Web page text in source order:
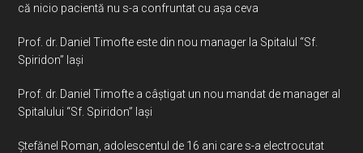
că nicio pacientă nu s-a confruntat cu așa ceva
Prof. dr. Daniel Timofte este din nou manager la Spitalul “Sf.
Spiridon” Iaşi
Prof. dr. Daniel Timofte a câștigat un nou mandat de manager al
Spitalului “Sf. Spiridon” Iași
Ştefănel Roman, adolescentul de 16 ani care s-a electrocutat